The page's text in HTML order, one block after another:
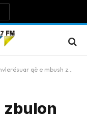
Morgan Freeman zbulon filmin e tij më të nënvlerësuar që e mbush zemrën me emocione
zbulon